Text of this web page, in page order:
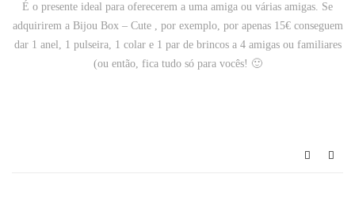
É o presente ideal para oferecerem a uma amiga ou várias amigas. Se
adquirirem a Bijou Box – Cute , por exemplo, por apenas 15€ conseguem
dar 1 anel, 1 pulseira, 1 colar e 1 par de brincos a 4 amigas ou familiares
(ou então, fica tudo só para vocês! 🙂